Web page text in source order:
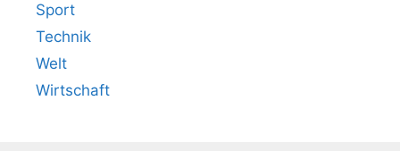
Sport
Technik
Welt
Wirtschaft